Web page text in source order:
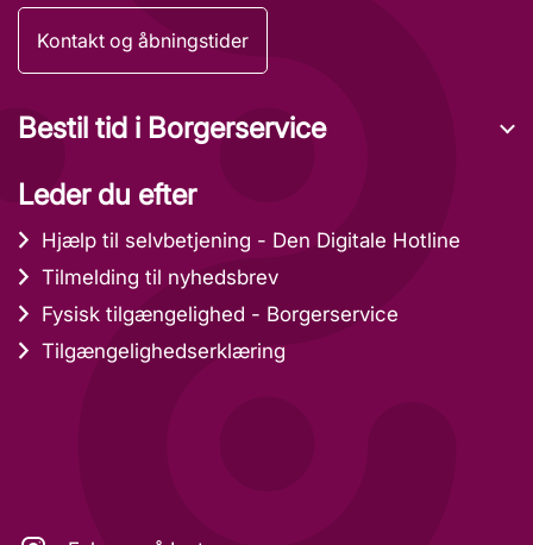
Kontakt og åbningstider
Bestil tid i Borgerservice
Leder du efter
Hjælp til selvbetjening - Den Digitale Hotline
Tilmelding til nyhedsbrev
Fysisk tilgængelighed - Borgerservice
Tilgængelighedserklæring